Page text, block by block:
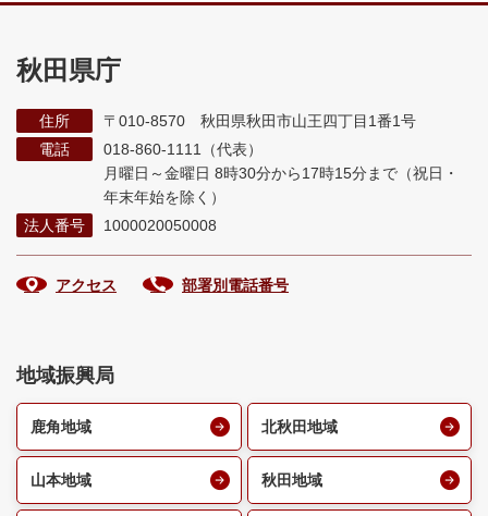
秋田県庁
住所
〒010-8570 秋田県秋田市山王四丁目1番1号
電話
018-860-1111（代表）
月曜日～金曜日 8時30分から17時15分まで （祝日・
年末年始を除く）
法人番号
1000020050008
アクセス 部署別電話番号
地域振興局
鹿角地域 北秋田地域
山本地域 秋田地域